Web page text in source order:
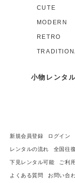
CUTE
MODERN
RETRO
小物レンタ
新規会員登録 ログイン
レンタルの流れ 全国往
下見レンタル可能 ご利
よくある質問 お問い合